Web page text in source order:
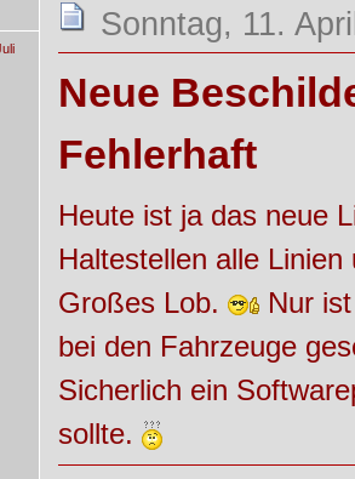
Sonntag, 11.
Neue
Fehlerhaft
Heute ist ja das neue
Haltestellen alle
Großes Lob.
Nur ist
bei den Fahrzeuge
Sicherlich ein
sollte.